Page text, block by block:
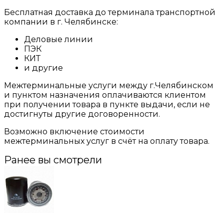
Бесплатная доставка до терминала транспортной
компании в г. Челябинске:
Деловые линии
ПЭК
КИТ
и другие
Межтерминальные услуги между г.Челябинском
и пунктом назначения оплачиваются клиентом
при получении товара в пункте выдачи, если не
достигнуты другие договоренности.
Возможно включение стоимости
межтерминальных услуг в счёт на оплату товара.
Ранее вы смотрели